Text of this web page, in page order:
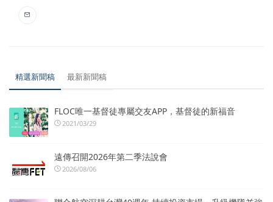
精選新聞稿 最新新聞稿
FLOC唯一基督徒專屬交友APP，基督徒的新福音
2021/03/29
遠傳召開2026年第二季法說會
2026/08/06